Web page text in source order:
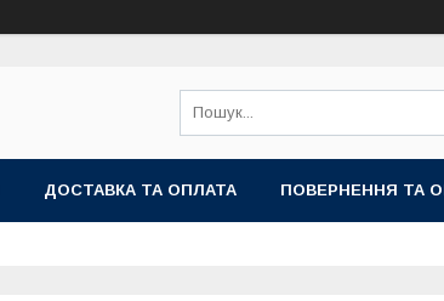
ДОСТАВКА ТА ОПЛАТА ПОВЕРНЕННЯ ТА